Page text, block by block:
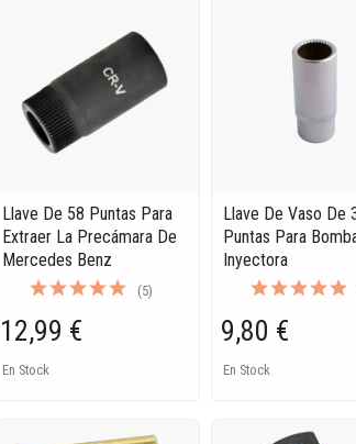
Llave De 58 Puntas Para
Extraer La Precámara De
Mercedes Benz
(5)
12,99 €
En Stock
Llave De Vaso De
Puntas Para
Inyectora
9,80 €
En Stock